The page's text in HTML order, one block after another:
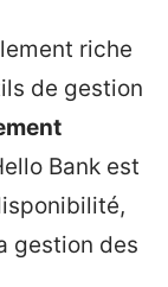
riche
de gestion
Bank est
gestion des